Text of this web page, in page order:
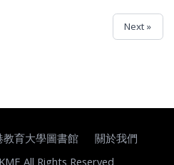
Next »
教育大學圖書館
關於我們
All Rights Reserved